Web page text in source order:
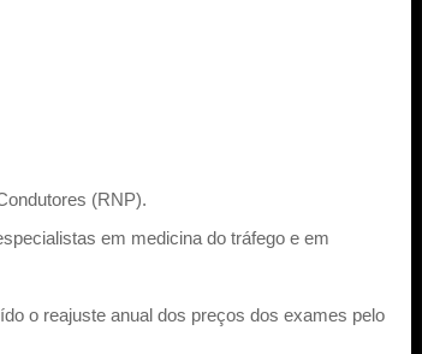
(RNP).
em medicina do tráfego e em
o reajuste anual dos preços dos exames pelo